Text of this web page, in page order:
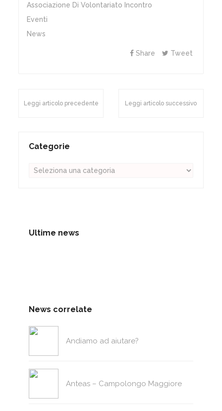
Associazione Di Volontariato Incontro
Eventi
News
Share Tweet
Leggi articolo precedente Leggi articolo successivo
Categorie
Ultime news
News correlate
Andiamo ad aiutare?
Anteas – Campolongo Maggiore